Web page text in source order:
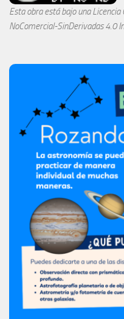
Esta obra está bajo unaLicencia
NoComercial-SinDerivadas 4.0